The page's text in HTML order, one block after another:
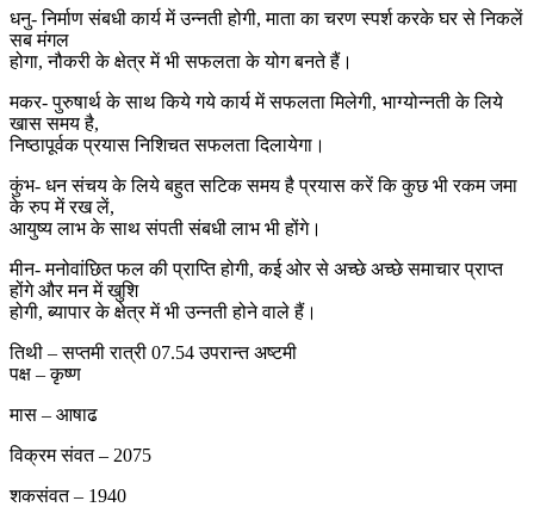
धनु- निर्माण संबधी कार्य में उन्नती होगी, माता का चरण स्पर्श करके घर से निकलें
सब मंगल
होगा, नौकरी के क्षेत्र में भी सफलता के योग बनते हैं।
मकर- पुरुषार्थ के साथ किये गये कार्य में सफलता मिलेगी, भाग्योन्नती के लिये
खास समय है,
निष्ठापूर्वक प्रयास निशिचत सफलता दिलायेगा।
कुंभ- धन संचय के लिये बहुत सटिक समय है प्रयास करें कि कुछ भी रकम जमा
के रुप में रख लें,
आयुष्य लाभ के साथ संपती संबधी लाभ भी होंगे।
मीन- मनोवांछित फल की प्राप्ति होगी, कई ओर से अच्छे अच्छे समाचार प्राप्त
होंगे और मन में खुशि
होगी, ब्यापार के क्षेत्र में भी उन्नती होने वाले हैं।
तिथी – सप्तमी रात्री 07.54 उपरान्त अष्टमी
पक्ष – कृष्ण
मास – आषाढ
विक्रम संवत – 2075
शकसंवत – 1940